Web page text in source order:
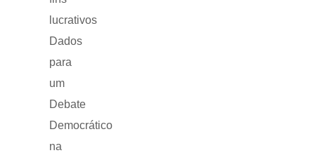
lucrativos
Dados
para
um
Debate
Democrático
na